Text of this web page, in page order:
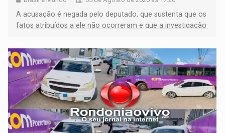
A acusação é negada pelo deputado, que sustenta que os
fatos atribuídos a ele não ocorreram e que a investigação